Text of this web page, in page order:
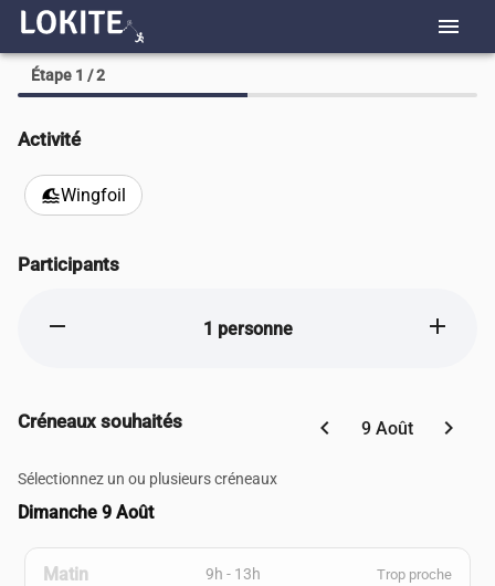
menu
Étape 1 / 2
Activité
tsunamiWingfoil
Participants
remove 1 personne add
Créneaux souhaités chevron_left 9 Août chevron_right
Sélectionnez un ou plusieurs créneaux
Dimanche 9 Août
Matin 9h - 13h Trop proche